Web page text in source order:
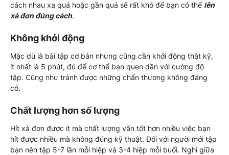
cách nhau xa quá hoặc gần quá sẽ rất khó để bạn có thể lên
xà đơn đúng cách.
Không khởi động
Mặc dù là bài tập cơ bản nhưng cũng cần khởi động thật kỹ,
ít nhất là 5 phút, đủ để cơ thể bạn quen dần với cường độ
tập. Cũng như tránh được những chấn thương không đáng
có.
Chất lượng hơn số lượng
Hít xà đơn được ít mà chất lượng vẫn tốt hơn nhiều việc bạn
hít được nhiều mà không đúng kỹ thuật. Đối với người mới tập
bạn nên tập 5-7 lần mỗi hiệp và 3-4 hiệp mỗi buổi. Nghỉ giữa